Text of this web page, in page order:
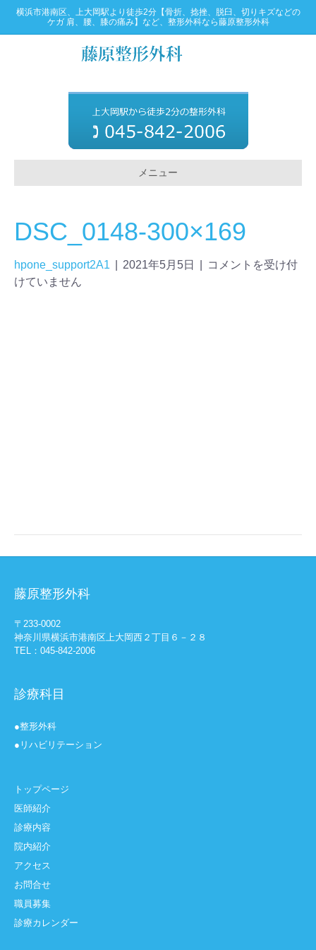
横浜市港南区、上大岡駅より徒歩2分【骨折、捻挫、脱臼、切りキズなどの
ケガ 肩、腰、膝の痛み】など、整形外科なら藤原整形外科
メニュー
DSC_0148-300×169
hpone_support2A1 2021年5月5日
コメントを受け付
けていません
藤原整形外科
〒233-0002
神奈川県横浜市港南区上大岡西２丁目６－２８
TEL：045-842-2006
診療科目
●整形外科
●リハビリテーション
トップページ
医師紹介
診療内容
院内紹介
アクセス
お問合せ
職員募集
診療カレンダー